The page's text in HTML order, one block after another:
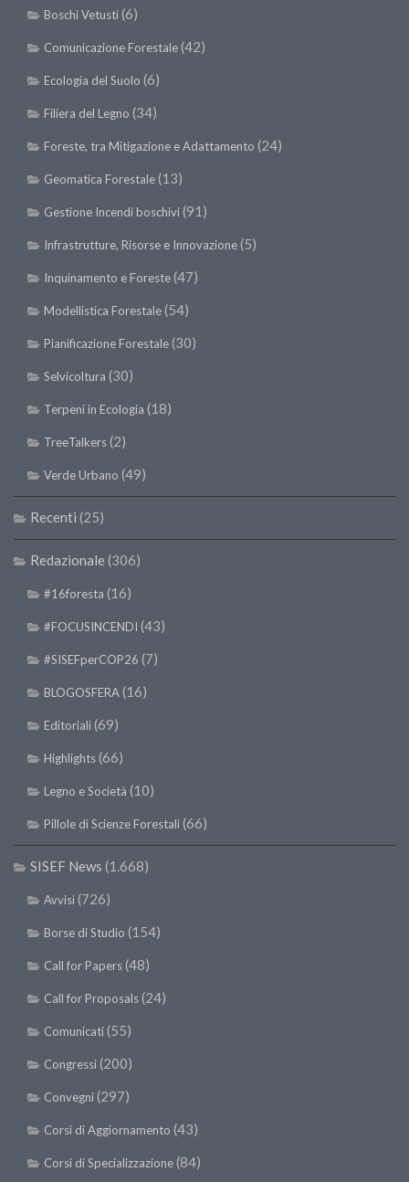
Boschi Vetusti(6)
Comunicazione Forestale(42)
Ecologia del Suolo (6)
Filiera del Legno (34)
Foreste, tra Mitigazione e Adattamento (24)
Geomatica Forestale(13)
Gestione Incendi boschivi(91)
Infrastrutture, Risorse e Innovazione(5)
Inquinamento e Foreste(47)
Modellistica Forestale(54)
Pianificazione Forestale(30)
Selvicoltura (30)
Terpeni in Ecologia (18)
TreeTalkers(2)
Verde Urbano (49)
Recenti (25)
Redazionale (306)
#16foresta (16)
#FOCUSINCENDI (43)
#SISEFperCOP26 (7)
BLOGOSFERA(16)
Editoriali(69)
Highlights(66)
Legno e Società (10)
Pillole di Scienze Forestali(66)
SISEF News (1.668)
Avvisi(726)
Borse di Studio (154)
Call for Papers(48)
Call for Proposals(24)
Comunicati(55)
Congressi(200)
Convegni(297)
Corsi di Aggiornamento (43)
Corsi di Specializzazione(84)